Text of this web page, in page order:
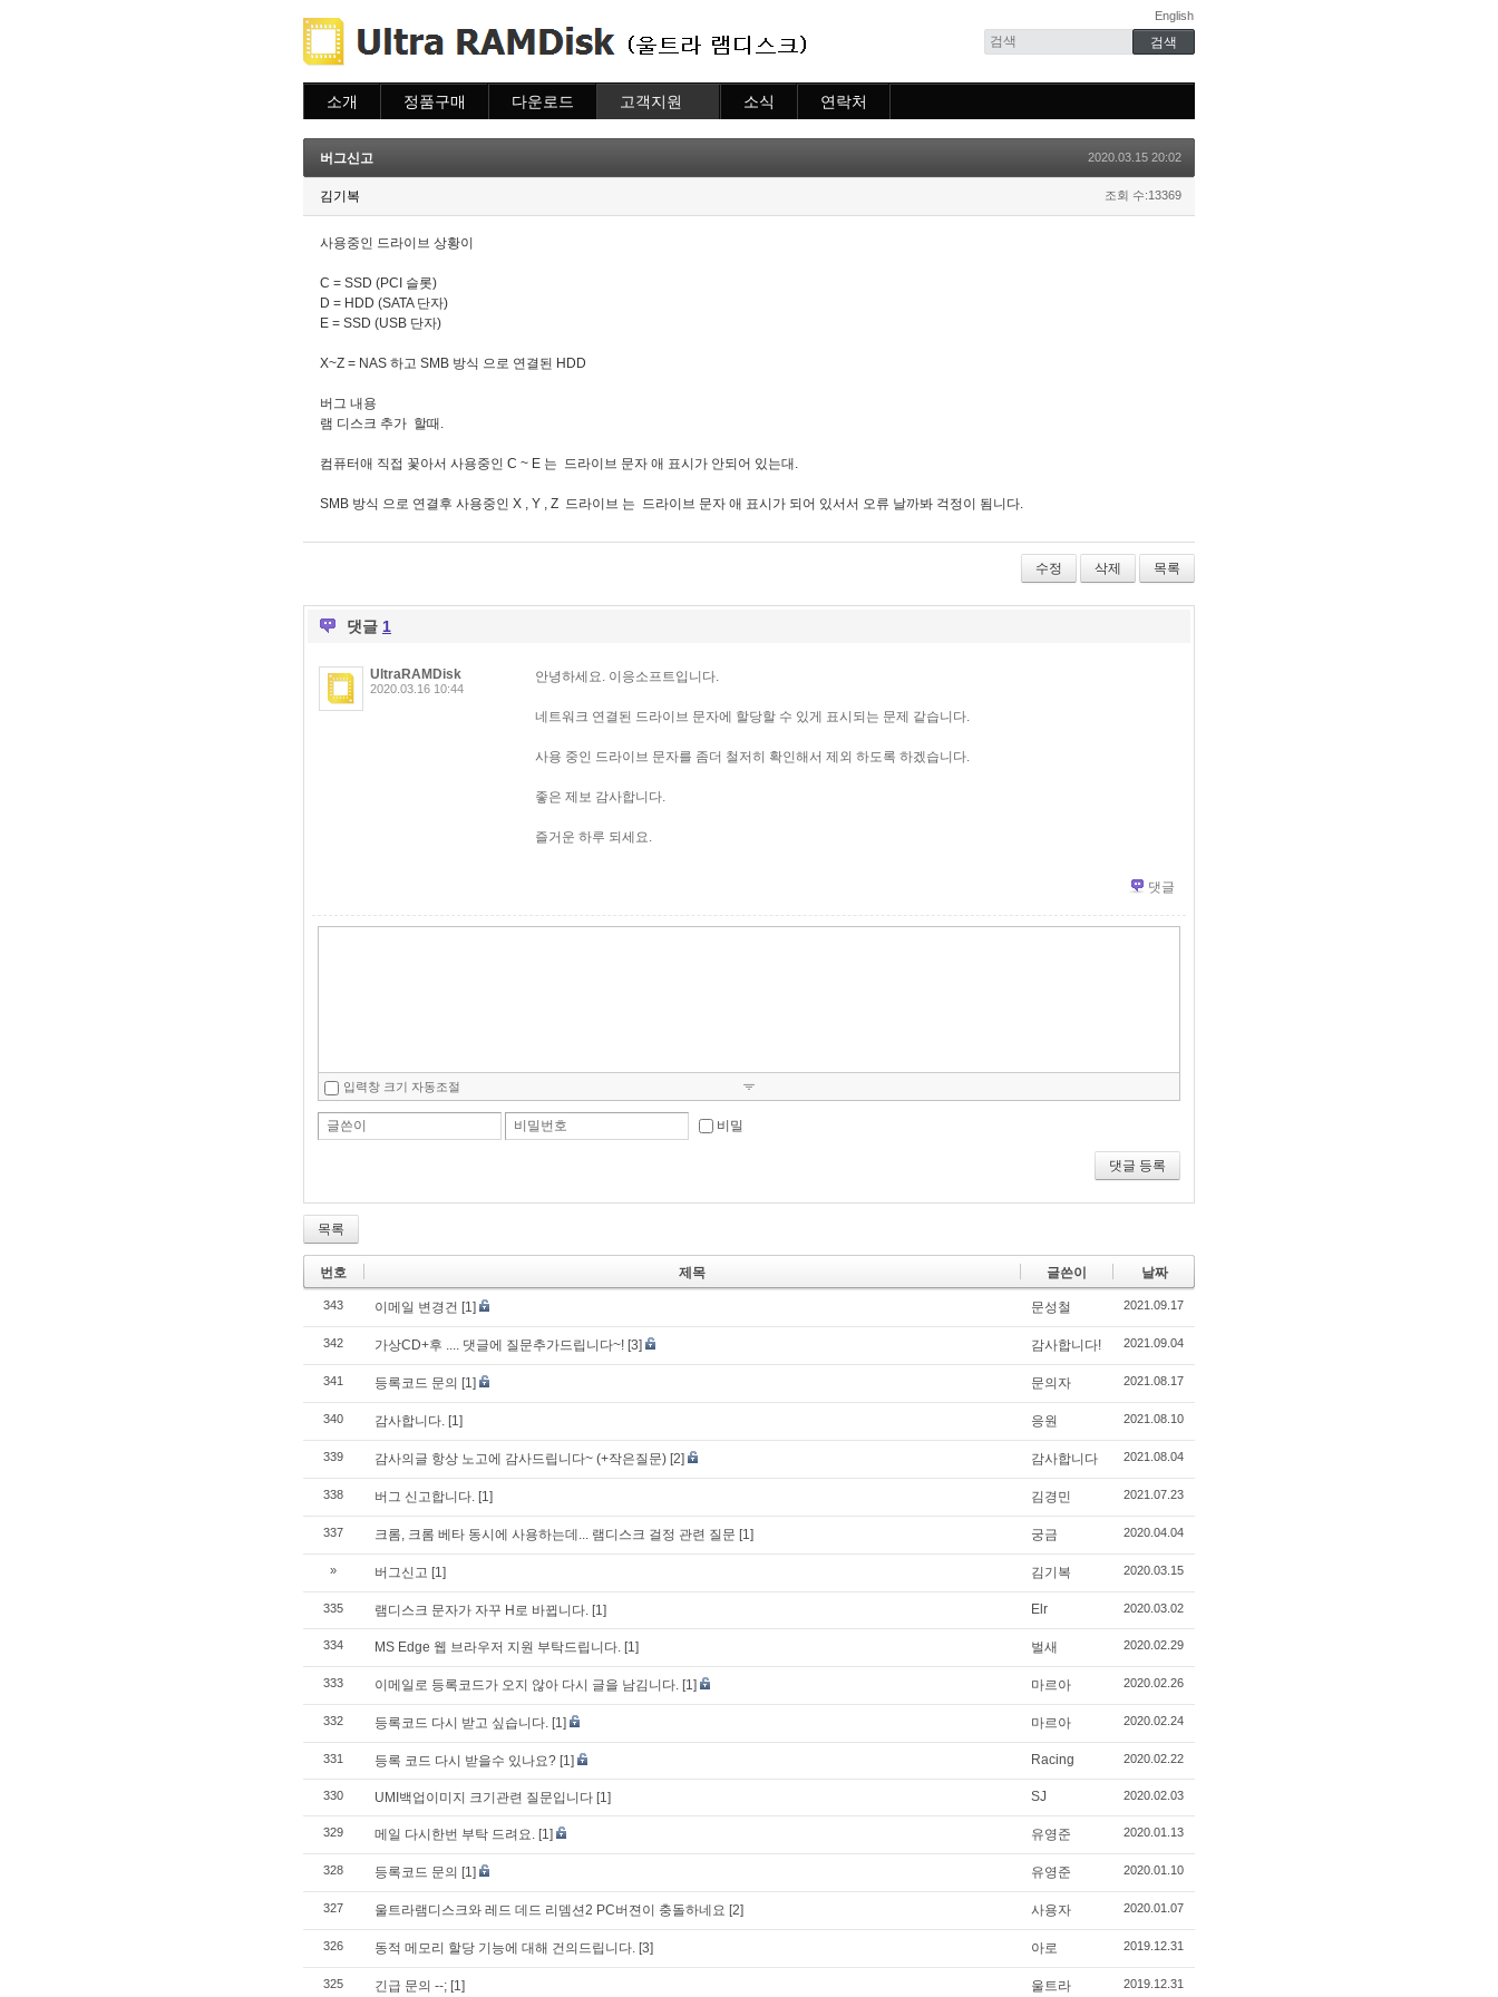
English
소개 정품구매
이용안내
다운로드 고객지원
질문하기
소식 연락처
버그신고
2020.03.15 20:02
김기복 조회 수:13369
사용중인 드라이브 상황이
C = SSD (PCI 슬롯)
D = HDD (SATA 단자)
E = SSD (USB 단자)
X~Z = NAS 하고 SMB 방식 으로 연결된 HDD
버그 내용
램 디스크 추가 할때.
컴퓨터애 직접 꽃아서 사용중인 C ~ E 는 드라이브 문자 애 표시가 안되어 있는대.
SMB 방식 으로 연결후 사용중인 X , Y , Z 드라이브 는 드라이브 문자 애 표시가 되어 있서서 오류 날까봐 걱정이 됨니다.
수정 삭제 목록
댓글 1
UltraRAMDisk
2020.03.16 10:44
안녕하세요. 이응소프트입니다.
네트워크 연결된 드라이브 문자에 할당할 수 있게 표시되는 문제 같습니다.
사용 중인 드라이브 문자를 좀더 철저히 확인해서 제외 하도록 하겠습니다.
좋은 제보 감사합니다.
즐거운 하루 되세요.
댓글
뛰
입력창 크기 자동조절
글쓴이 비밀번호 비밀
댓글 등록
목록
번호 제목 글쓴이 날짜
343 이메일 변경건 [1] 문성철 2021.09.17
342 가상CD+후 .... 댓글에 질문추가드립니다~! [3] 감사합니다! 2021.09.04
341 등록코드 문의 [1] 문의자 2021.08.17
340 감사합니다. [1] 응원 2021.08.10
339 감사의글 항상 노고에 감사드립니다~ (+작은질문) [2] 감사합니다 2021.08.04
338 버그 신고합니다. [1] 김경민 2021.07.23
337 크롬, 크롬 베타 동시에 사용하는데... 램디스크 걸정 관련 질문 [1] 궁금 2020.04.04
» 버그신고 [1] 김기복 2020.03.15
335 램디스크 문자가 자꾸 H로 바뀝니다. [1] Elr 2020.03.02
334 MS Edge 웹 브라우저 지원 부탁드립니다. [1] 벌새 2020.02.29
333 이메일로 등록코드가 오지 않아 다시 글을 남김니다. [1] 마르아 2020.02.26
332 등록코드 다시 받고 싶습니다. [1] 마르아 2020.02.24
331 등록 코드 다시 받을수 있나요? [1] Racing 2020.02.22
330 UMI백업이미지 크기관련 질문입니다 [1] SJ 2020.02.03
329 메일 다시한번 부탁 드려요. [1] 유영준 2020.01.13
328 등록코드 문의 [1] 유영준 2020.01.10
327 울트라램디스크와 레드 데드 리뎀션2 PC버젼이 충돌하네요 [2] 사용자 2020.01.07
326 동적 메모리 할당 기능에 대해 건의드립니다. [3] 아로 2019.12.31
325 긴급 문의 --; [1] 울트라 2019.12.31